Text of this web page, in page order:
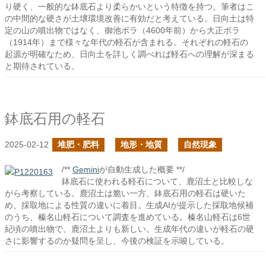
り硬く、一般的な鉢底石より柔らかいという特徴を持つ。筆者はこ
の中間的な硬さが土壌環境改善に有効だと考えている。日向土は特
定の山の噴出物ではなく、御池ボラ（4600年前）から大正ボラ
（1914年）まで様々な年代の軽石が含まれる。それぞれの軽石の
起源が明確なため、日向土を詳しく調べれば軽石への理解が深まる
と期待されている。
鉢底石用の軽石
2025-02-12 堆肥・肥料 地形・地質 自然現象
/** Geminiが自動生成した概要 **/
鉢底石に使われる軽石について、鹿沼土と比較しな
がら考察している。鹿沼土は脆い一方、鉢底石用の軽石は硬いた
め、採取地による性質の違いに着目。生成AIが提示した採取地候補
のうち、榛名山軽石について調査を進めている。榛名山軽石は6世
紀頃の噴出物で、鹿沼土よりも新しい。生成年代の違いが軽石の硬
さに影響するのか疑問を呈し、今後の検証を示唆している。